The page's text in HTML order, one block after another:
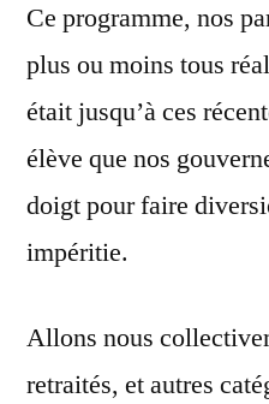
Ce programme, nos
plus ou moins tous
était jusqu’à ces
élève que nos
doigt pour faire
impéritie.
Allons nous
retraités, et autres